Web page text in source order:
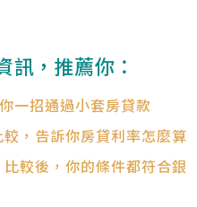
訊，推薦你：
一招通過小套房貸款
，告訴你房貸利率怎麼算
較後，你的條件都符合銀